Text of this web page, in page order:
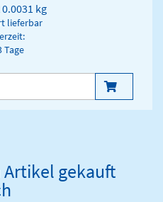
0.0031 kg
lieferbar
Tage
Artikel gekauft